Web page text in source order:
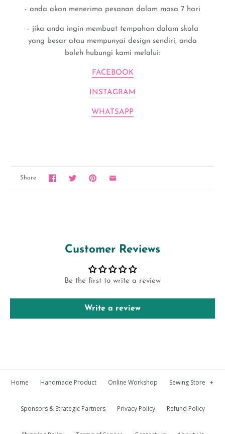
- anda akan menerima pesanan dalam masa 7 hari
- jika anda ingin membuat tempahan dalam skala
yang besar atau mempunyai design sendiri, anda
boleh hubungi kami melalui:
FACEBOOK
INSTAGRAM
WHATSAPP
Share
Customer Reviews
Be the first to write a review
Write a review
Home Handmade Product Online Workshop Sewing Store +
Sponsors & Strategic Partners Privacy Policy Refund Policy